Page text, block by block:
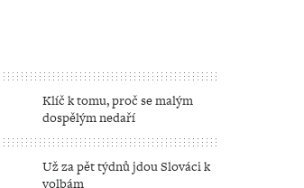
Klíč k tomu, proč se malým
dospělým nedaří
Už za pět týdnů jdou Slováci k
volbám